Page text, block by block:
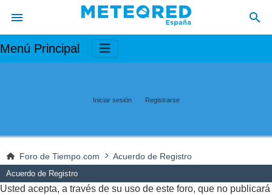
Menú Principal
Iniciar sesión Registrarse
Foro de Tiempo.com Acuerdo de Registro
Acuerdo de Registro
Usted acepta, a través de su uso de este foro, que no publicará